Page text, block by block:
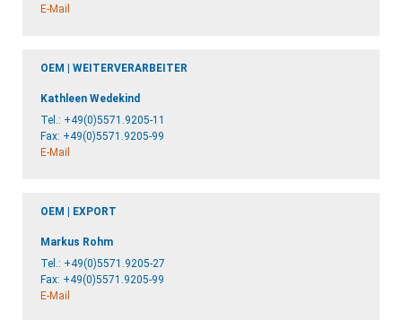
E-Mail
OEM | WEITERVERARBEITER
Kathleen Wedekind
Tel.: +49(0)5571.9205-11
Fax: +49(0)5571.9205-99
E-Mail
OEM | EXPORT
Markus Rohm
Tel.: +49(0)5571.9205-27
Fax: +49(0)5571.9205-99
E-Mail